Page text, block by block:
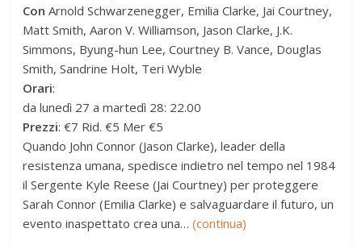
Con Arnold Schwarzenegger, Emilia Clarke, Jai Courtney,
Matt Smith, Aaron V. Williamson, Jason Clarke, J.K.
Simmons, Byung-hun Lee, Courtney B. Vance, Douglas
Smith, Sandrine Holt, Teri Wyble
Orari:
da lunedì 27 a martedì 28: 22.00
Prezzi: €7 Rid. €5 Mer €5
Quando John Connor (Jason Clarke), leader della
resistenza umana, spedisce indietro nel tempo nel 1984
il Sergente Kyle Reese (Jai Courtney) per proteggere
Sarah Connor (Emilia Clarke) e salvaguardare il futuro, un
evento inaspettato crea una…(continua)